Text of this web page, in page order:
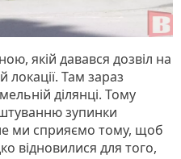
якій давався дозвіл на
Там зараз
ділянці. Тому
зупинки
ми сприяємо тому, щоб
відновилися для того,